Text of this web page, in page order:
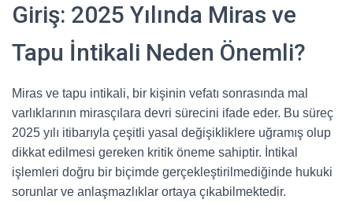
Giriş: 2025 Yılında Miras ve
Tapu İntikali Neden Önemli?
Miras ve tapu intikali, bir kişinin vefatı sonrasında mal
varlıklarının mirasçılara devri sürecini ifade eder. Bu süreç
2025 yılı itibarıyla çeşitli yasal değişikliklere uğramış olup
dikkat edilmesi gereken kritik öneme sahiptir. İntikal
işlemleri doğru bir biçimde gerçekleştirilmediğinde hukuki
sorunlar ve anlaşmazlıklar ortaya çıkabilmektedir.